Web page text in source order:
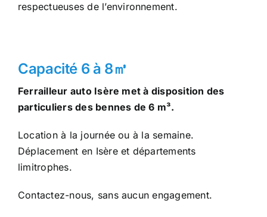
respectueuses de l’environnement.
Capacité 6 à 8㎥
Ferrailleur auto Isère met à disposition des
particuliers des bennes de 6 m³.
Location à la journée ou à la semaine.
Déplacement en Isère et départements
limitrophes.
Contactez-nous, sans aucun engagement.